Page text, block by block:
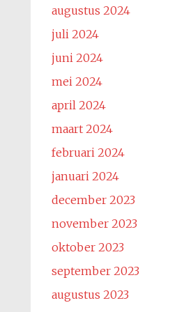
augustus 2024
juli 2024
juni 2024
mei 2024
april 2024
maart 2024
februari 2024
januari 2024
december 2023
november 2023
oktober 2023
september 2023
augustus 2023